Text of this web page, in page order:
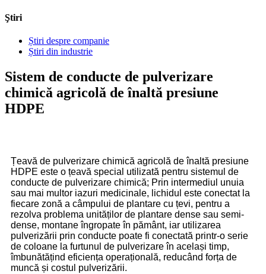
Ştiri
Știri despre companie
Știri din industrie
Sistem de conducte de pulverizare
chimică agricolă de înaltă presiune
HDPE
Țeavă de pulverizare chimică agricolă de înaltă presiune
HDPE este o țeavă special utilizată pentru sistemul de
conducte de pulverizare chimică; Prin intermediul unuia
sau mai multor iazuri medicinale, lichidul este conectat la
fiecare zonă a câmpului de plantare cu țevi, pentru a
rezolva problema unităților de plantare dense sau semi-
dense, montane îngropate în pământ, iar utilizarea
pulverizării prin conducte poate fi conectată printr-o serie
de coloane la furtunul de pulverizare în același timp,
îmbunătățind eficiența operațională, reducând forța de
muncă și costul pulverizării.